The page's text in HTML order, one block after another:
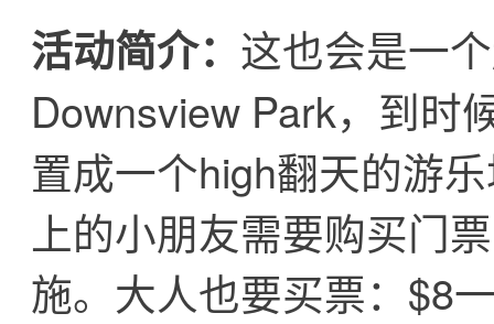
活动简介： 这也会是一
Downsview Park，到时
置成一个high翻天的游
上的小朋友需要购买门
施。大人也要买票：$8